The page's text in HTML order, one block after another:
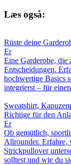
Læs også:
Rüste deine
Er
Eine Garderobe, die
Entscheidungen.
hochwertige Basics
integrierst – für
Sweatshirt,
Richtige für den
Er
Ob gemütlich,
Allrounder. Erfahre,
Strickpullover
solltest und wie du